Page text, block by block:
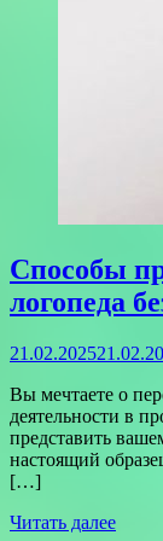
Способы
логопеда
21.02.2025
Вы мечтаете о
деятельности в
представить
настоящий
[…]
Читать далее